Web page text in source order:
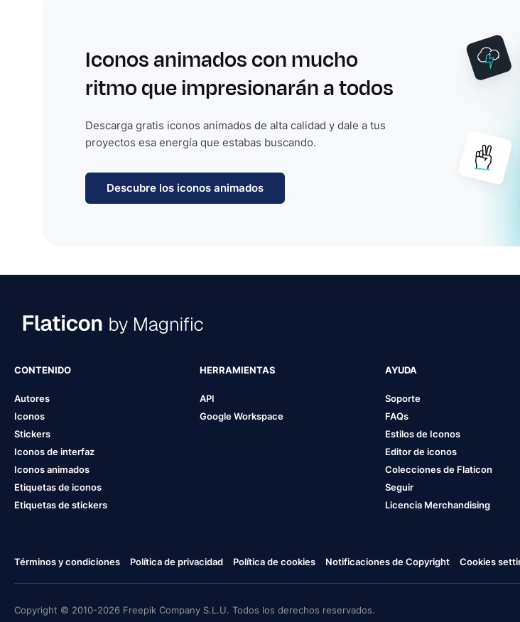
Iconos animados con mucho
ritmo que impresionarán a todos
Descarga gratis iconos animados de alta calidad y dale a tus
proyectos esa energía que estabas buscando.
Descubre los iconos animados
CONTENIDO
Autores
Iconos
Stickers
Iconos de interfaz
Iconos animados
Etiquetas de iconos
Etiquetas de stickers
HERRAMIENTAS
API
Google Workspace
AYUDA
Soporte
FAQs
Estilos de Iconos
Editor de iconos
Colecciones de Flaticon
Seguir
Licencia Merchandising
Términos y condiciones Política de privacidad Política de cookies Notificaciones de Copyright Cookies
Copyright © 2010-2026 Freepik Company S.L.U. Todos los derechos reservados.